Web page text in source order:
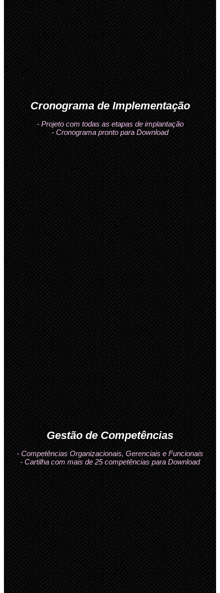
Cronograma de Implementação
- Projeto com todas as etapas de implantação
- Cronograma pronto para Download
Gestão de Competências
- Competências Organizacionais, Gerenciais e Funcionais
- Cartilha com mais de 25 competências para Download